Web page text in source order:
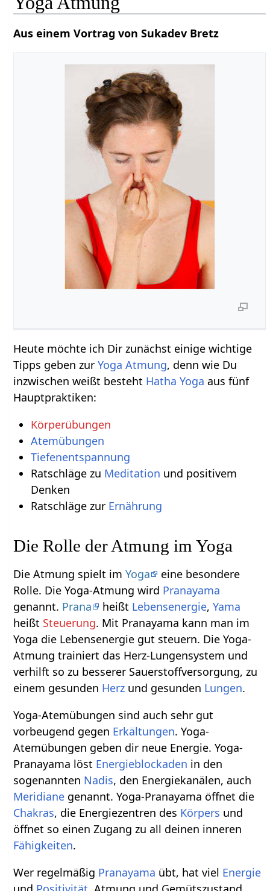
Aus einem Vortrag von Sukadev Bretz
Heute möchte ich Dir zunächst einige wichtige
Tipps geben zurYoga Atmung, denn wie Du
inzwischen weißt besteht Hatha Yoga aus fünf
Hauptpraktiken:
Körperübungen
Atemübungen
Tiefenentspannung
Ratschläge zu Meditation und positivem
Denken
Ratschläge zur Ernährung
Die Rolle der Atmung im Yoga
Die Atmung spielt imYoga
eine besondere
Rolle. Die Yoga-Atmung wird Pranayama
genannt. Prana heißt Lebensenergie,Yama
heißt Steuerung. Mit Pranayama kann man im
Yoga die Lebensenergie gut steuern. Die Yoga-
Atmung trainiert das Herz-Lungensystem und
verhilft so zu besserer Sauerstoffversorgung, zu
einem gesunden Herz und gesunden Lungen.
Yoga-Atemübungen sind auch sehr gut
vorbeugend gegen Erkältungen. Yoga-
Atemübungen geben dir neue Energie. Yoga-
Pranayama löst Energieblockaden in den
sogenannten Nadis, den Energiekanälen, auch
Meridiane genannt. Yoga-Pranayama öffnet die
Chakras, die Energiezentren des Körpers und
öffnet so einen Zugang zu all deinen inneren
Fähigkeiten.
Wer regelmäßig Pranayama übt, hat viel Energie